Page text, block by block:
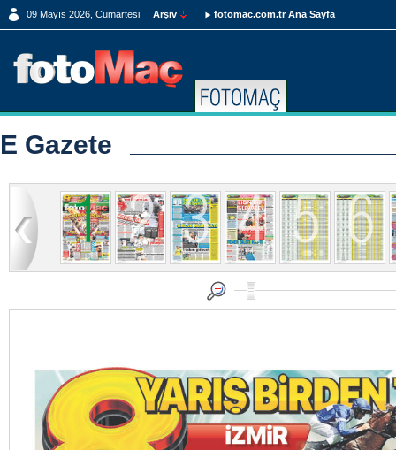
09 Mayıs 2026, Cumartesi Arşiv fotomac.com.tr Ana Sayfa
E Gazete